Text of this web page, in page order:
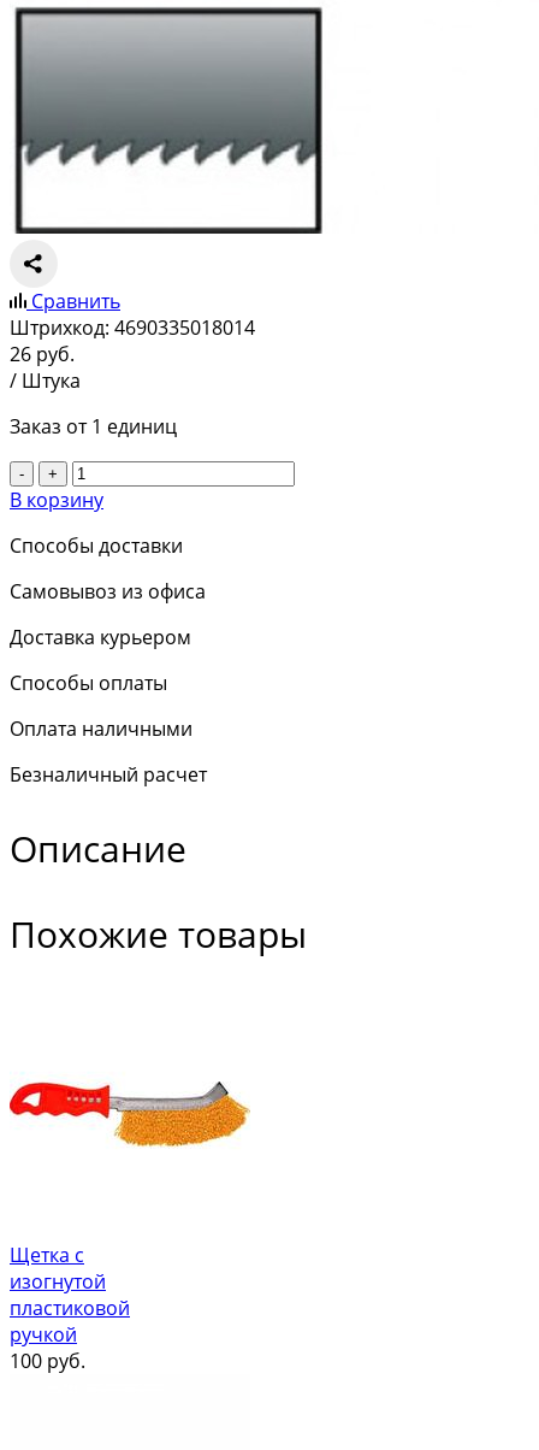
Сравнить
Штрихкод: 4690335018014
26 руб.
/ Штука
Заказ от 1 единиц
- +
В корзину
Способы доставки
Самовывоз из офиса
Доставка курьером
Способы оплаты
Оплата наличными
Безналичный расчет
Описание
Похожие товары
Щетка с
изогнутой
пластиковой
ручкой
100 руб.